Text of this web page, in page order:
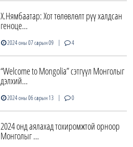
Х.Нямбаатар: Хот төлөвлөлт рүү халдсан
геноце…
2024 оны 07 сарын 09 | 4
“Welcome to Mongolia” сэтгүүл Монголыг
дэлхий…
2024 оны 06 сарын 13 | 0
2024 онд аялахад тохиромжтой орноор
Монголыг …